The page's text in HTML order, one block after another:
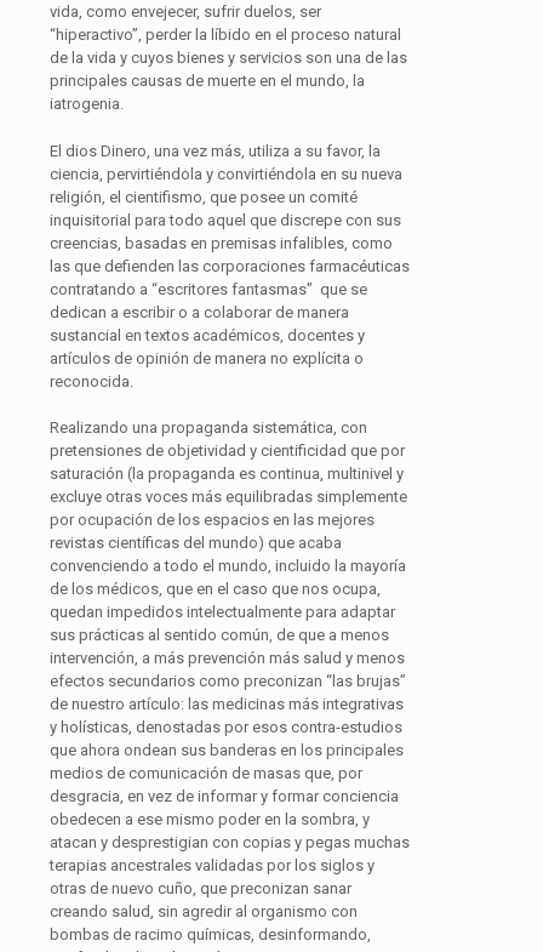
vida, como envejecer, sufrir duelos, ser
“hiperactivo”, perder la líbido en el proceso natural
de la vida y cuyos bienes y servicios son una de las
principales causas de muerte en el mundo, la
iatrogenia.
El dios Dinero, una vez más, utiliza a su favor, la
ciencia, pervirtiéndola y convirtiéndola en su nueva
religión, el cientifismo, que posee un comité
inquisitorial para todo aquel que discrepe con sus
creencias, basadas en premisas infalibles, como
las que defienden las corporaciones farmacéuticas
contratando a “escritores fantasmas” que se
dedican a escribir o a colaborar de manera
sustancial en textos académicos, docentes y
artículos de opinión de manera no explícita o
reconocida.
Realizando una propaganda sistemática, con
pretensiones de objetividad y cientificidad que por
saturación (la propaganda es continua, multinivel y
excluye otras voces más equilibradas simplemente
por ocupación de los espacios en las mejores
revistas científicas del mundo) que acaba
convenciendo a todo el mundo, incluido la mayoría
de los médicos, que en el caso que nos ocupa,
quedan impedidos intelectualmente para adaptar
sus prácticas al sentido común, de que a menos
intervención, a más prevención más salud y menos
efectos secundarios como preconizan “las brujas”
de nuestro artículo: las medicinas más integrativas
y holísticas, denostadas por esos contra-estudios
que ahora ondean sus banderas en los principales
medios de comunicación de masas que, por
desgracia, en vez de informar y formar conciencia
obedecen a ese mismo poder en la sombra, y
atacan y desprestigian con copias y pegas muchas
terapias ancestrales validadas por los siglos y
otras de nuevo cuño, que preconizan sanar
creando salud, sin agredir al organismo con
bombas de racimo químicas, desinformando,